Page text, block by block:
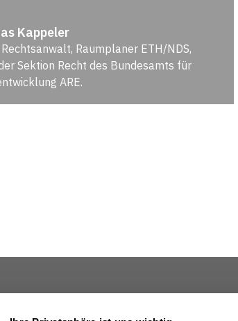
Kappeler
Rechtsanwalt, Raumplaner ETH/NDS,
Sektion Recht des Bundesamts für
ARE.